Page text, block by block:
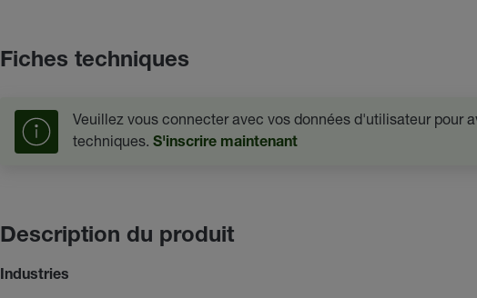
Fiches techniques
Veuillez vous connecter avec vos données d'utilisateur pour
techniques. S'inscrire maintenant
Description du produit
Industries